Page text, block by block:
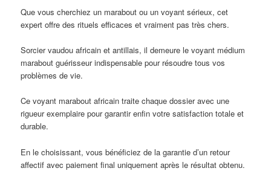
Que vous cherchiez un marabout ou un voyant sérieux, cet
expert offre des rituels efficaces et vraiment pas très chers.
Sorcier vaudou africain et antillais, il demeure le voyant médium
marabout guérisseur indispensable pour résoudre tous vos
problèmes de vie.
Ce voyant marabout africain traite chaque dossier avec une
rigueur exemplaire pour garantir enfin votre satisfaction totale et
durable.
En le choisissant, vous bénéficiez de la garantie d’un retour
affectif avec paiement final uniquement après le résultat obtenu.